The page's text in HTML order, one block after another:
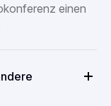
einen